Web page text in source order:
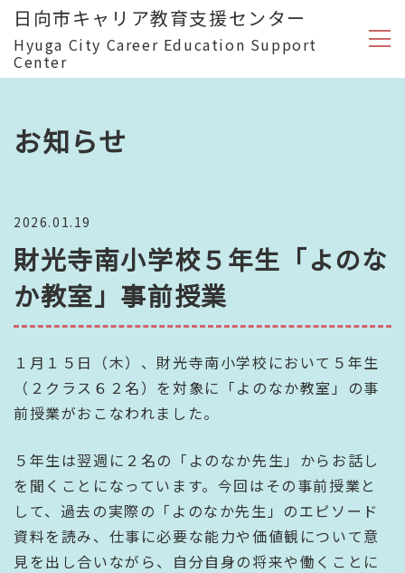
日向市キャリア教育支援センター
Hyuga City Career Education Support
Center
お知らせ
2026.01.19
財光寺南小学校５年生「よのな
か教室」事前授業
１月１５日（木）、財光寺南小学校において５年生
（２クラス６２名）を対象に「よのなか教室」の事
前授業がおこなわれました。
５年生は翌週に２名の「よのなか先生」からお話し
を聞くことになっています。今回はその事前授業と
して、 過去の実際の「よのなか先生」のエピソード
資料を読み、仕事に必要な能力や価値観について意
見を出し合いながら、自分自身の将来や働くことに